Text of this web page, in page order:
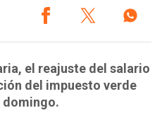
el reajuste del salario
del impuesto verde
domingo.